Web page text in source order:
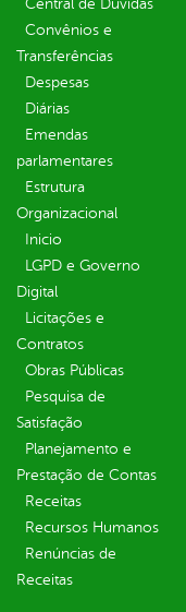
Central de Dúvidas
Convênios e
Transferências
Despesas
Diárias
Emendas
parlamentares
Estrutura
Organizacional
Inicio
LGPD e Governo
Digital
Licitações e
Contratos
Obras Públicas
Pesquisa de
Satisfação
Planejamento e
Prestação de Contas
Receitas
Recursos Humanos
Renúncias de
Receitas